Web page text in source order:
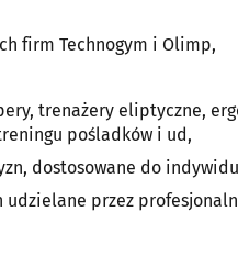
firm Technogym i Olimp,
trenażery eliptyczne,
pośladków i ud,
dostosowane do
przez